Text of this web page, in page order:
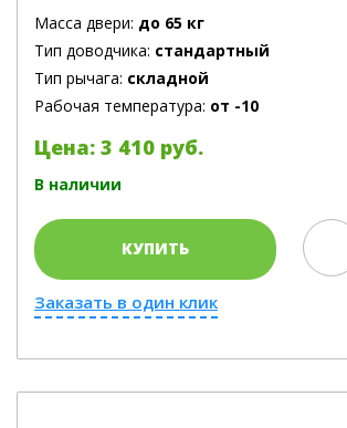
Масса двери: до 65 кг
Тип доводчика: стандартный
Тип рычага: складной
Рабочая температура: от -10
Цена: 3 410 руб.
В наличии
КУПИТЬ
Заказать в один клик